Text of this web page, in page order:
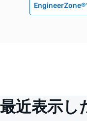
EngineerZone®
最近表示し